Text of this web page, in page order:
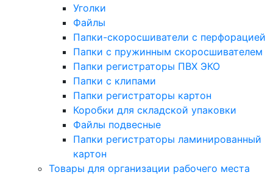
Уголки
Файлы
Папки-скоросшиватели с перфорацией
Папки с пружинным скоросшивателем
Папки регистраторы ПВХ ЭКО
Папки с клипами
Папки регистраторы картон
Коробки для складской упаковки
Файлы подвесные
Папки регистраторы ламинированный
картон
Товары для организации рабочего места